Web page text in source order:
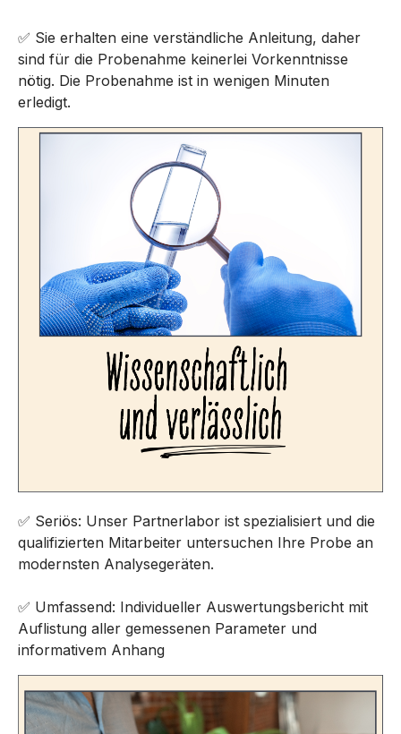
✅ Sie erhalten eine verständliche Anleitung, daher
sind für die Probenahme keinerlei Vorkenntnisse
nötig. Die Probenahme ist in wenigen Minuten
erledigt.
✅ Seriös: Unser Partnerlabor ist spezialisiert und die
qualifizierten Mitarbeiter untersuchen Ihre Probe an
modernsten Analysegeräten.
✅ Umfassend: Individueller Auswertungsbericht mit
Auflistung aller gemessenen Parameter und
informativem Anhang